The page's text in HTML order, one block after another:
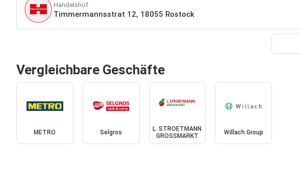
Handelshof
Timmermannsstrat 12, 18055 Rostock
Vergleichbare Geschäfte
METRO Selgros
L. STROETMANN
GROSSMARKT
Willach Group